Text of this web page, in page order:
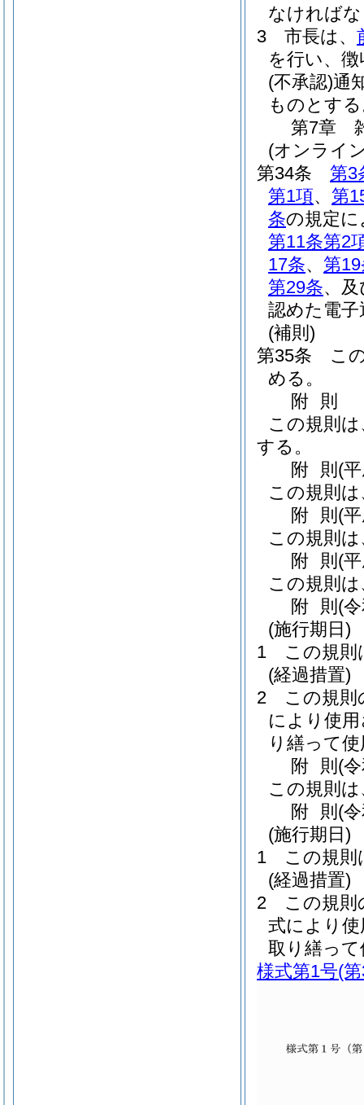
なければ
3
市長は、
を行い、
(不承認)通
ものとす
第7章
(オンライ
第34条
第3
第1項、 第
条の規定
第11条第2
17条、 第
第29条、及
認めた電
(補則)
第35条
こ
める。
附 則
この規則
する。
附 則 (
この規則
附 則 (
この規則
附 則 (
この規則
附 則 (
(施行期日)
1
この規則
(経過措置)
2
この規則
により使
り繕って
附 則 (
この規則
附 則 (
(施行期日)
1
この規則
(経過措置)
2
この規則
式により
取り繕っ
様式第1号(